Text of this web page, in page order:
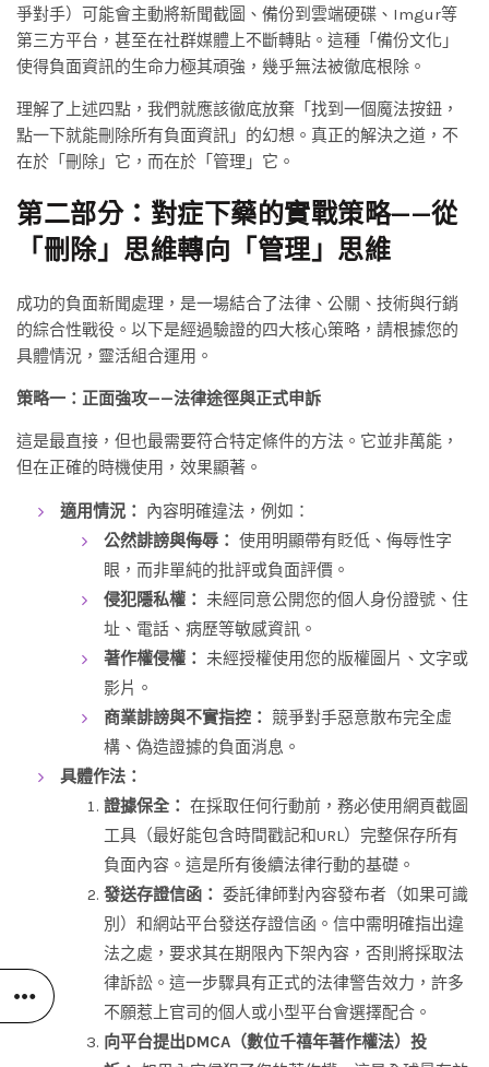
爭對手）可能會主動將新聞截圖、備份到雲端硬碟、Imgur等
第三方平台，甚至在社群媒體上不斷轉貼。這種「備份文化」
使得負面資訊的生命力極其頑強，幾乎無法被徹底根除。
理解了上述四點，我們就應該徹底放棄「找到一個魔法按鈕，
點一下就能刪除所有負面資訊」的幻想。真正的解決之道，不
在於「刪除」它，而在於「管理」它。
第二部分：對症下藥的實戰策略——從
「刪除」思維轉向「管理」思維
成功的負面新聞處理，是一場結合了法律、公關、技術與行銷
的綜合性戰役。以下是經過驗證的四大核心策略，請根據您的
具體情況，靈活組合運用。
策略一：正面強攻——法律途徑與正式申訴
這是最直接，但也最需要符合特定條件的方法。它並非萬能，
但在正確的時機使用，效果顯著。
適用情況： 內容明確違法，例如：
公然誹謗與侮辱： 使用明顯帶有貶低、侮辱性字
眼，而非單純的批評或負面評價。
侵犯隱私權： 未經同意公開您的個人身份證號、住
址、電話、病歷等敏感資訊。
著作權侵權： 未經授權使用您的版權圖片、文字或
影片。
商業誹謗與不實指控： 競爭對手惡意散布完全虛
構、偽造證據的負面消息。
具體作法：
證據保全： 在採取任何行動前，務必使用網頁截圖
工具（最好能包含時間戳記和URL）完整保存所有
負面內容。這是所有後續法律行動的基礎。
發送存證信函： 委託律師對內容發布者（如果可識
別）和網站平台發送存證信函。信中需明確指出違
法之處，要求其在期限內下架內容，否則將採取法
律訴訟。這一步驟具有正式的法律警告效力，許多
不願惹上官司的個人或小型平台會選擇配合。
向平台提出DMCA（數位千禧年著作權法）投